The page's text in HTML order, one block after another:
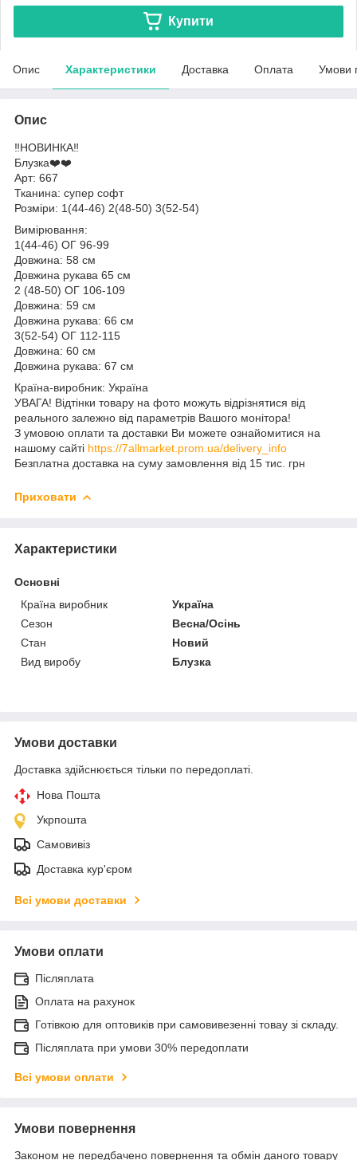
Купити
Опис Характеристики Доставка Оплата Умови
Опис
‼️НОВИНКА‼️
Блузка❤️❤️
Арт: 667
Тканина: супер софт
Розміри: 1(44-46) 2(48-50) 3(52-54)
Вимірювання:
1(44-46) ОГ 96-99
Довжина: 58 см
Довжина рукава 65 см
2 (48-50) ОГ 106-109
Довжина: 59 см
Довжина рукава: 66 см
3(52-54) ОГ 112-115
Довжина: 60 см
Довжина рукава: 67 см
Країна-виробник: Україна
УВАГА! Відтінки товару на фото можуть відрізнятися від
реального залежно від параметрів Вашого монітора!
З умовою оплати та доставки Ви можете ознайомитися на
нашому сайті https://7allmarket.prom.ua/delivery_info
Безплатна доставка на суму замовлення від 15 тис. грн
Приховати
Характеристики
Основні
Країна виробник
Україна
Сезон
Весна/Осінь
Стан
Новий
Вид виробу
Блузка
Умови доставки
Доставка здійснюється тільки по передоплаті.
Нова Пошта
Укрпошта
Самовивіз
Доставка кур'єром
Всі умови доставки
Умови оплати
Післяплата
Оплата на рахунок
Готівкою для оптовиків при самовивезенні товау зі складу.
Післяплата при умови 30% передоплати
Всі умови оплати
Умови повернення
Законом не передбачено повернення та обмін даного товару